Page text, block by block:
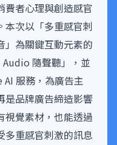
費者心理與創造感官
本次以「多重感官刺
」為關鍵互動元素的
隨聲聽」，並
AI 服務，為廣告主
是品牌廣告締造影響
視覺素材，也能透過
多重感官刺激的訊息